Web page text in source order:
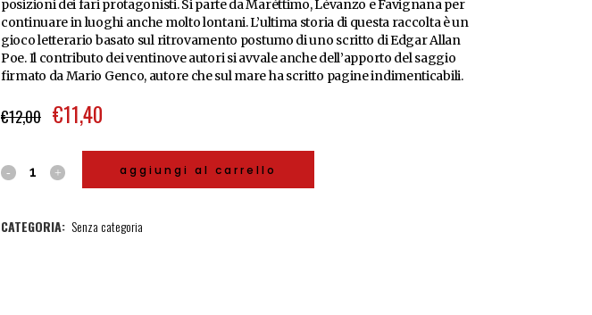
posizioni dei fari protagonisti. Si parte da Marèttimo, Lèvanzo e Favignana per
continuare in luoghi anche molto lontani. L’ultima storia di questa raccolta è un
gioco letterario basato sul ritrovamento postumo di uno scritto di Edgar Allan
Poe. Il contributo dei ventinove autori si avvale anche dell’apporto del saggio
firmato da Mario Genco, autore che sul mare ha scritto pagine indimenticabili.
€12,00 €11,40
aggiungi al carrello
CATEGORIA: Senza categoria